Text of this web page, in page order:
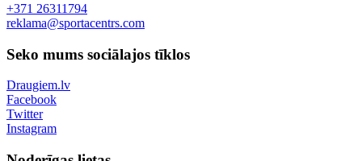
+371 26311794
reklama@sportacentrs.com
Seko mums sociālajos tīklos
Draugiem.lv
Facebook
Twitter
Instagram